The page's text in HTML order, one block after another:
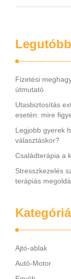
Fizetési
útmutató
Utasbiztosítás
esetén: mire
Legjobb gyerek
választáskor?
Családterápia a
Stresszkezelés
terápiás
Ajtó-ablak
Autó-Motor